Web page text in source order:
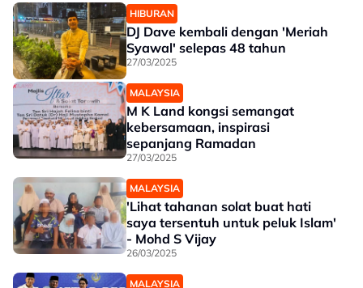
HIBURAN
DJ Dave kembali dengan 'Meriah
Syawal' selepas 48 tahun
27/03/2025
MALAYSIA
M K Land kongsi semangat
kebersamaan, inspirasi
sepanjang Ramadan
27/03/2025
MALAYSIA
'Lihat tahanan solat buat hati
saya tersentuh untuk peluk Islam'
- Mohd S Vijay
26/03/2025
MALAYSIA